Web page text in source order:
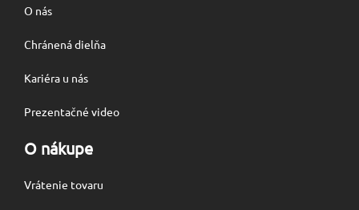
O nás
Chránená dielňa
Kariéra u nás
Prezentačné video
O nákupe
Vrátenie tovaru